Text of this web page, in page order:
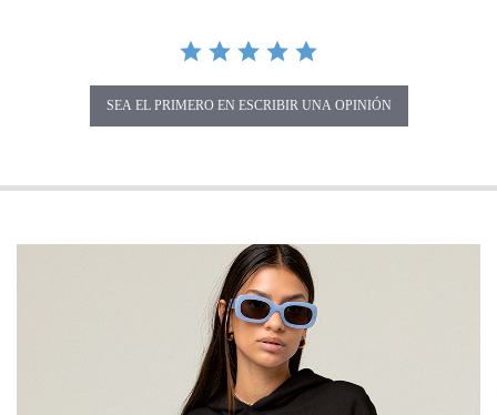
SEA EL PRIMERO EN ESCRIBIR UNA OPINIÓN